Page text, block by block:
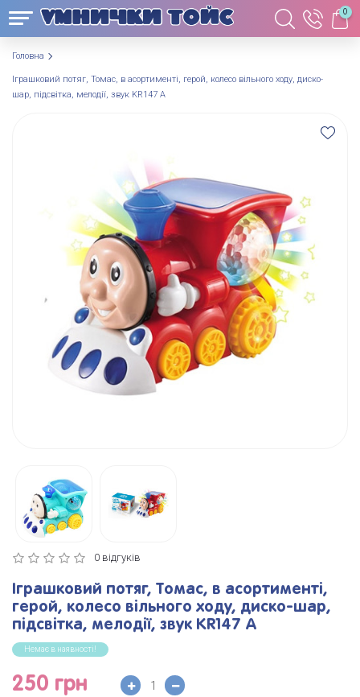
0
Головна
Іграшковий потяг, Томас, в асортименті, герой, колесо вільного ходу, диско-
шар, підсвітка, мелодії, звук KR147 A
0 відгуків
Іграшковий потяг, Томас, в асортименті,
герой, колесо вільного ходу, диско-шар,
підсвітка, мелодії, звук KR147 A
Немає в наявності!
250 грн